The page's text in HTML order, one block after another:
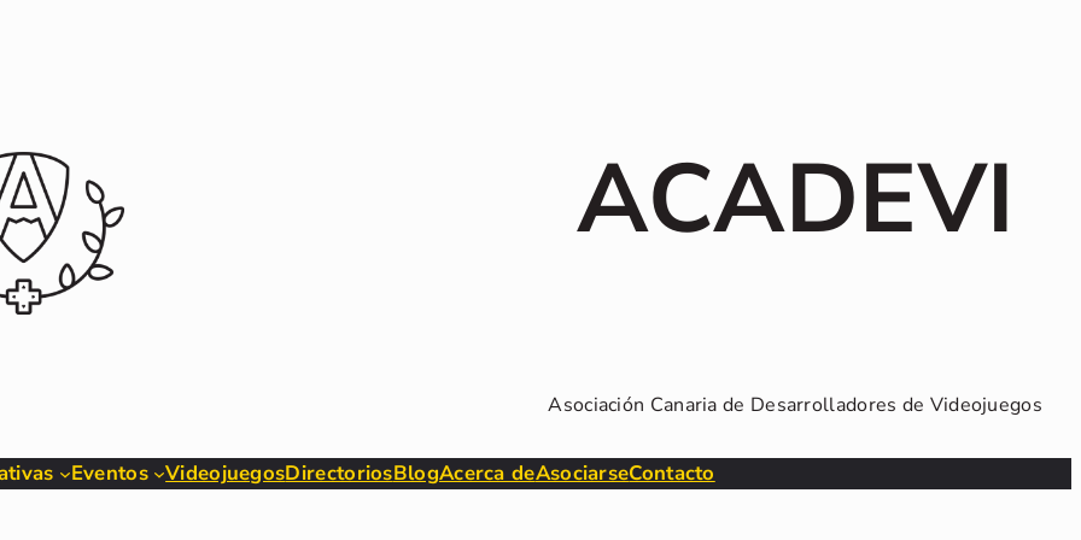
ACADEVI
Asociación Canaria de Desarrolladores de Videojuegos
Eventos VideojuegosDirectoriosBlogAcerca deAsociarseContacto